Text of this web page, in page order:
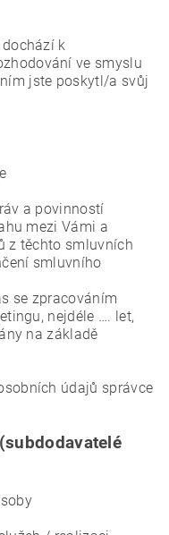
k
ve smyslu
jste poskytl/a svůj
a povinností
mezi Vámi a
z těchto smluvních
smluvního
se zpracováním
nejdéle …. let,
na základě
údajů správce